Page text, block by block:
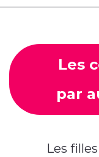
Les
par
Les